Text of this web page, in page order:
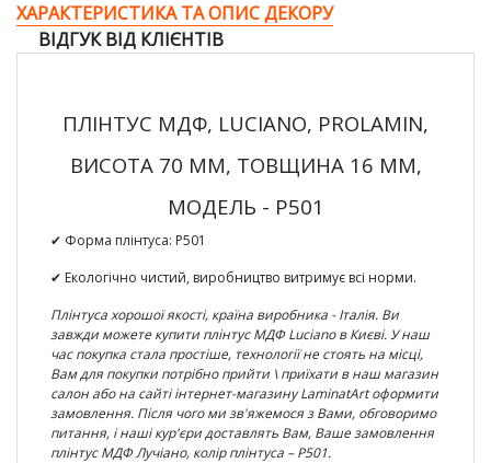
ХАРАКТЕРИСТИКА ТА ОПИС ДЕКОРУ
ВІДГУК ВІД КЛІЄНТІВ
ПЛІНТУС МДФ, LUCIANO, PROLAMIN,
ВИСОТА 70 ММ, ТОВЩИНА 16 ММ,
МОДЕЛЬ - P501
✔ Форма плінтуса: P501
✔ Екологічно чистий, виробництво витримує всі норми.
Плінтуса хорошої якості, країна виробника - Італія. Ви
завжди можетекупити плінтус МДФLucianoв Києві. У наш
час покупка стала простіше, технології не стоять на місці,
Вам для покупки потрібно прийти \ приїхати в наш магазин
салон або на сайті інтернет-магазину LaminatArt оформити
замовлення. Після чого ми зв'яжемося з Вами, обговоримо
питання, і наші кур'єри доставлять Вам, Ваше замовлення
плінтус МДФ Лучіано, колір плінтуса –P501.